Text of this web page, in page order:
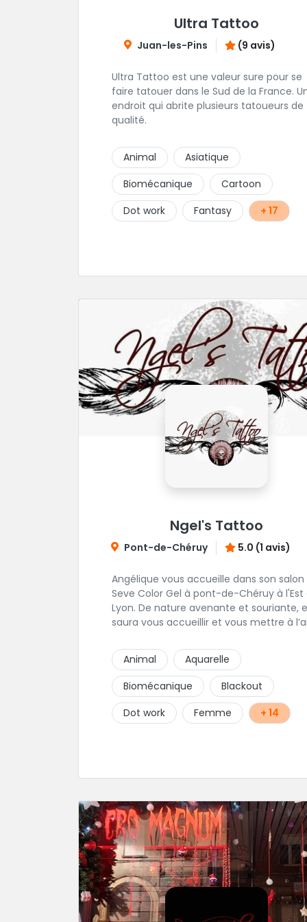
Ultra Tattoo
Juan-les-Pins (9 avis)
Ultra Tattoo est une valeur sure pour se
faire tatouer dans le Sud de la France.
endroit qui abrite plusieurs tatoueurs de
qualité.
Animal
Asiatique
Biomécanique
Cartoon
Dot work
Fantasy + 17
Ngel's Tattoo
Pont-de-Chéruy 5.0 (1 avis)
Angélique vous accueille dans son salon
Seve Color Gel à pont-de-Chéruy à l'Est
Lyon. De nature avenante et souriante, elle
saura vous accueillir et vous mettre à
très fin lui permet de réaliser tous types
tatouages allant des calligraphies,
floraux au réalisme.
Animal
Aquarelle
Biomécanique
Blackout
Dot work
Femme + 14